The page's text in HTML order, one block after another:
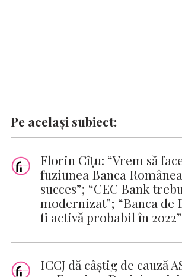
Pe același subiect:
Florin Cîțu: “Vrem să
fuziunea Banca
succes”; “CEC Bank
modernizat”; “Banca de
fi activă probabil în 2022”
ICCJ dă câștig de cauză